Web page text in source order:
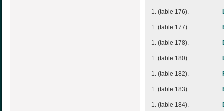
1. (table 176).
1. (table 177).
1. (table 178).
1. (table 180).
1. (table 182).
1. (table 183).
1. (table 184).